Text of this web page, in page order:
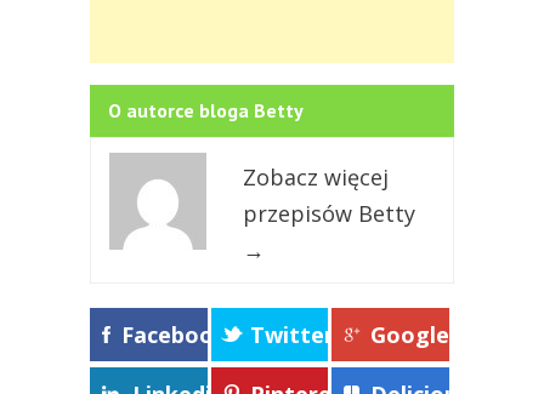
O autorce bloga Betty
Zobacz więcej
przepisów Betty
→
Facebook Twitter Google+